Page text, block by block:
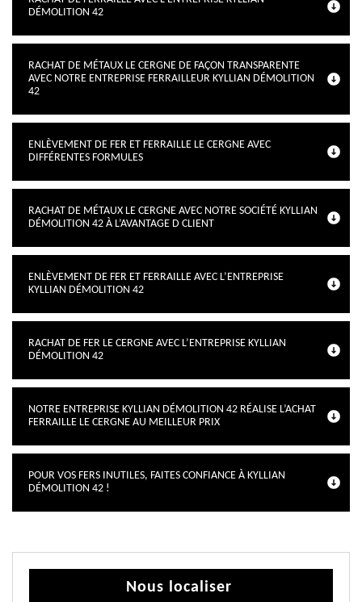
DÉMOLITION 42
RACHAT DE MÉTAUX LE CERGNE DE FAÇON TRANSPARENTE
AVEC NOTRE ENTREPRISE FERRAILLEUR KYLLIAN DÉMOLITION
42
ENLÈVEMENT DE FER ET FERRAILLE LE CERGNE AVEC
DIFFÉRENTES FORMULES
RACHAT DE MÉTAUX LE CERGNE AVEC NOTRE SOCIÉTÉ KYLLIAN
DÉMOLITION 42 À L’AVANTAGE D CLIENT
ENLÈVEMENT DE FER ET FERRAILLE AVEC L’ENTREPRISE
KYLLIAN DÉMOLITION 42
RACHAT DE FER LE CERGNE AVEC L’ENTREPRISE KYLLIAN
DÉMOLITION 42
NOTRE ENTREPRISE KYLLIAN DÉMOLITION 42 RÉALISE L’ACHAT
FERRAILLE LE CERGNE AU MEILLEUR PRIX
POUR VOS FERS INUTILES, FAITES CONFIANCE À KYLLIAN
DÉMOLITION 42 !
Nous localiser